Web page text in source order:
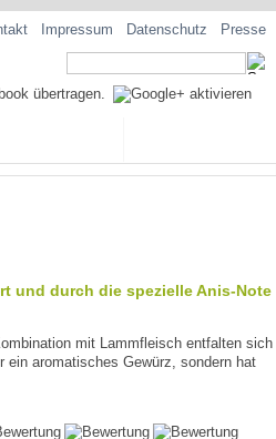
Impressum Datenschutz Presse
und durch die spezielle Anis-Note
mit Lammfleisch entfalten sich
aromatisches Gewürz, sondern hat